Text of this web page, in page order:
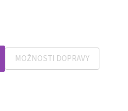
MOŽNOSTI DOPRAVY